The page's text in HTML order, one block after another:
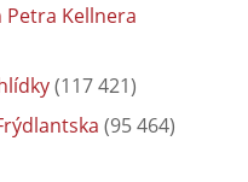
Kellnera
(117 421)
(95 464)